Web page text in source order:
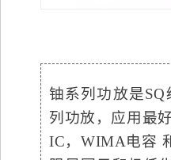
铀系列功放是
列功放，应用最
IC，WIMA电容